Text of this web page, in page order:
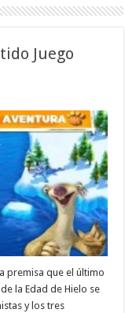
Juego
premisa que el último
la Edad de Hielo se
y los tres